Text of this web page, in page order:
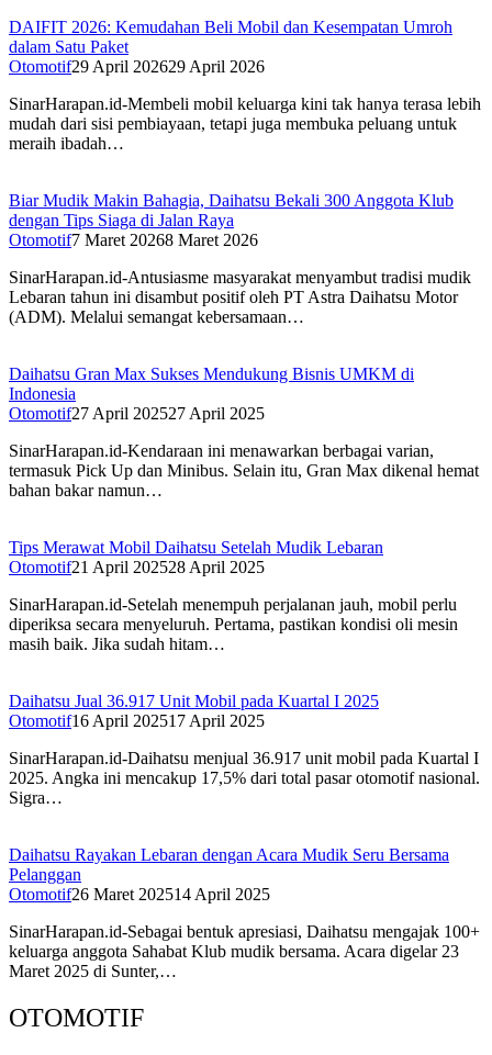
DAIFIT 2026: Kemudahan Beli Mobil dan Kesempatan Umroh
dalam Satu Paket
Otomotif29 April 202629 April 2026
SinarHarapan.id-Membeli mobil keluarga kini tak hanya terasa lebih
mudah dari sisi pembiayaan, tetapi juga membuka peluang untuk
meraih ibadah…
Biar Mudik Makin Bahagia, Daihatsu Bekali 300 Anggota Klub
dengan Tips Siaga di Jalan Raya
Otomotif7 Maret 20268 Maret 2026
SinarHarapan.id-Antusiasme masyarakat menyambut tradisi mudik
Lebaran tahun ini disambut positif oleh PT Astra Daihatsu Motor
(ADM). Melalui semangat kebersamaan…
Daihatsu Gran Max Sukses Mendukung Bisnis UMKM di
Indonesia
Otomotif27 April 202527 April 2025
SinarHarapan.id-Kendaraan ini menawarkan berbagai varian,
termasuk Pick Up dan Minibus. Selain itu, Gran Max dikenal hemat
bahan bakar namun…
Tips Merawat Mobil Daihatsu Setelah Mudik Lebaran
Otomotif21 April 202528 April 2025
SinarHarapan.id-Setelah menempuh perjalanan jauh, mobil perlu
diperiksa secara menyeluruh. Pertama, pastikan kondisi oli mesin
masih baik. Jika sudah hitam…
Daihatsu Jual 36.917 Unit Mobil pada Kuartal I 2025
Otomotif16 April 202517 April 2025
SinarHarapan.id-Daihatsu menjual 36.917 unit mobil pada Kuartal I
2025. Angka ini mencakup 17,5% dari total pasar otomotif nasional.
Sigra…
Daihatsu Rayakan Lebaran dengan Acara Mudik Seru Bersama
Pelanggan
Otomotif26 Maret 202514 April 2025
SinarHarapan.id-Sebagai bentuk apresiasi, Daihatsu mengajak 100+
keluarga anggota Sahabat Klub mudik bersama. Acara digelar 23
Maret 2025 di Sunter,…
OTOMOTIF